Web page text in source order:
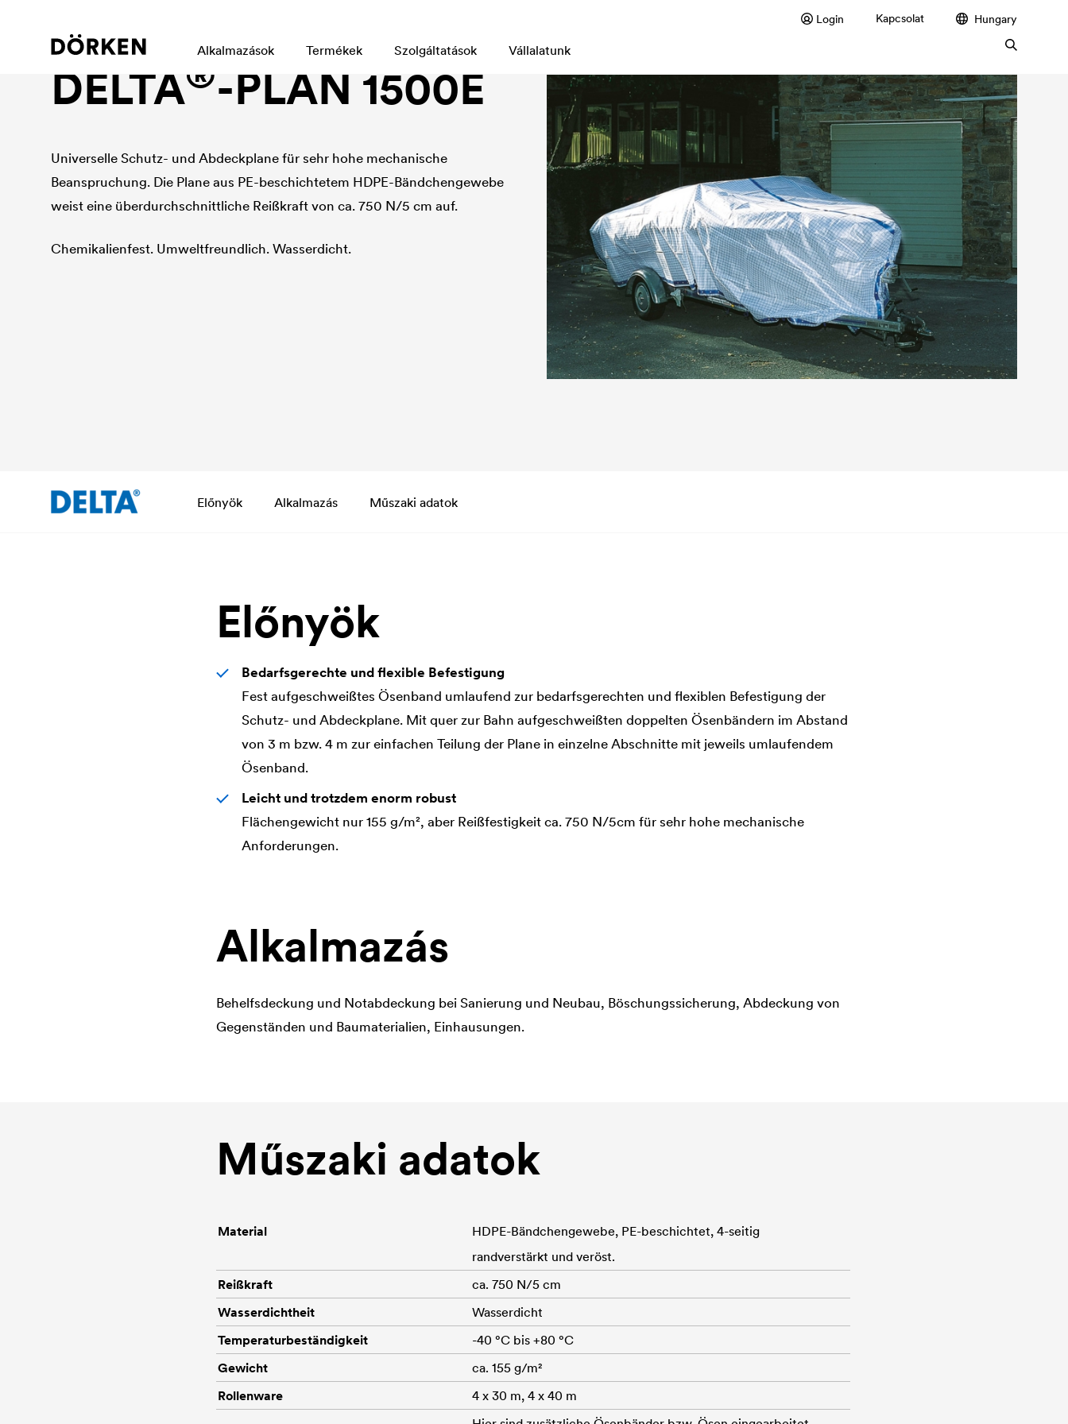
Login Kapcsolat Hungary
Alkalmazások Termékek Szolgáltatások Vállalatunk
Planen und Abdeckungen
DELTA®-PLAN 1500E
Universelle Schutz- und Abdeckplane für sehr hohe mechanische
Beanspruchung. Die Plane aus PE-beschichtetem HDPE-Bändchengewebe
weist eine überdurchschnittliche Reißkraft von ca. 750 N/5 cm auf.
Chemikalienfest. Umweltfreundlich. Wasserdicht.
Előnyök Alkalmazás Műszaki adatok
Előnyök
Bedarfsgerechte und flexible Befestigung
Fest aufgeschweißtes Ösenband umlaufend zur bedarfsgerechten und flexiblen Befestigung der
Schutz- und Abdeckplane. Mit quer zur Bahn aufgeschweißten doppelten Ösenbändern im Abstand
von 3 m bzw. 4 m zur einfachen Teilung der Plane in einzelne Abschnitte mit jeweils umlaufendem
Ösenband.
Leicht und trotzdem enorm robust
Flächengewicht nur 155 g/m², aber Reißfestigkeit ca. 750 N/5cm für sehr hohe mechanische
Anforderungen.
Alkalmazás
Behelfsdeckung und Notabdeckung bei Sanierung und Neubau, Böschungssicherung, Abdeckung von
Gegenständen und Baumaterialien, Einhausungen.
Műszaki adatok
Material
HDPE-Bändchengewebe, PE-beschichtet, 4-seitig
randverstärkt und veröst.
Reißkraft
ca. 750 N/5 cm
Wasserdichtheit
Wasserdicht
Temperaturbeständigkeit
-40 °C bis +80 °C
Gewicht
ca. 155 g/m²
Rollenware
4 x 30 m, 4 x 40 m